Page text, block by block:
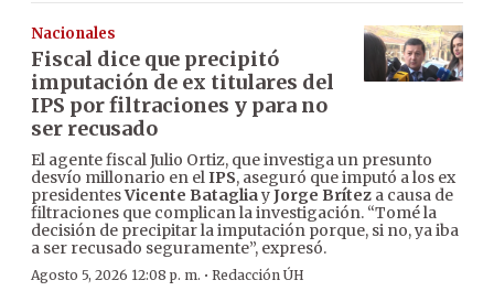
Nacionales
Fiscal dice que precipitó
imputación de ex titulares del
IPS por filtraciones y para no
ser recusado
El agente fiscal Julio Ortiz, que investiga un presunto
desvío millonario en elIPS, aseguró que imputó a los ex
presidentesVicente BatagliayJorge Brítez a causa de
filtraciones que complican la investigación. “Tomé la
decisión de precipitar la imputación porque, si no, ya iba
a ser recusado seguramente”, expresó.
Agosto 5, 2026 12:08 p. m. · Redacción ÚH